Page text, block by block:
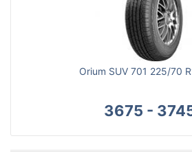
Orium SUV 701 225/70
3675 -